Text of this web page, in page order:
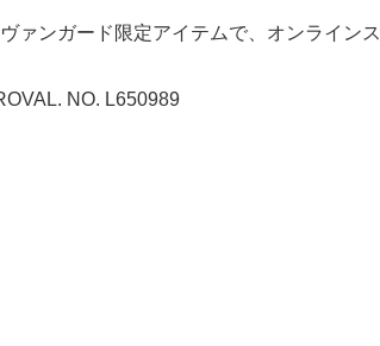
ンガード限定アイテムで、オンラインス
NO. L650989